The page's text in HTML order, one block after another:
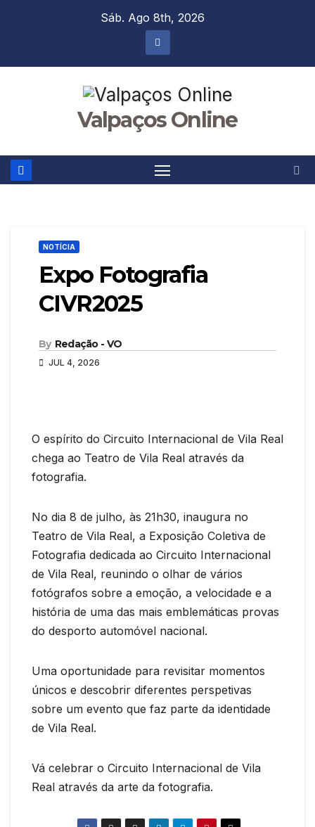
Sáb. Ago 8th, 2026
Valpaços Online
NOTÍCIA
Expo Fotografia
CIVR2025
By Redação - VO
JUL 4, 2026
O espírito do Circuito Internacional de Vila Real
chega ao Teatro de Vila Real através da
fotografia.
No dia 8 de julho, às 21h30, inaugura no
Teatro de Vila Real, a Exposição Coletiva de
Fotografia dedicada ao Circuito Internacional
de Vila Real, reunindo o olhar de vários
fotógrafos sobre a emoção, a velocidade e a
história de uma das mais emblemáticas provas
do desporto automóvel nacional.
Uma oportunidade para revisitar momentos
únicos e descobrir diferentes perspetivas
sobre um evento que faz parte da identidade
de Vila Real.
Vá celebrar o Circuito Internacional de Vila
Real através da arte da fotografia.